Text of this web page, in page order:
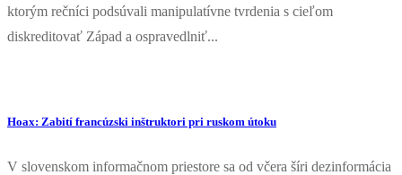
ktorým rečníci podsúvali manipulatívne tvrdenia s cieľom
diskreditovať Západ a ospravedlniť...
Hoax: Zabití francúzski inštruktori pri ruskom útoku
V slovenskom informačnom priestore sa od včera šíri dezinformácia